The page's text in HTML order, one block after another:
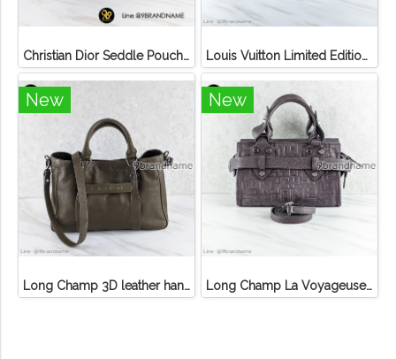
Christian Dior Seddle Pouch Accessory Hand Bag Louis Vuitton Limited Edition Monogram Canvas Sofia Coppola SC Bag
New
Long Champ 3D leather handbag
New
Long Champ La Voyageuse Bag Leather